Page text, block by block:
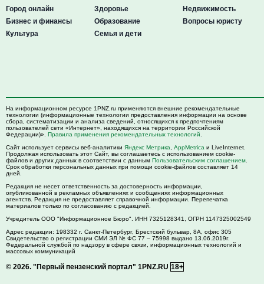
Город онлайн
Бизнес и финансы
Культура
Здоровье
Образование
Семья и дети
Недвижимость
Вопросы юристу
На информационном ресурсе 1PNZ.ru применяются внешние рекомендательные
технологии (информационные технологии предоставления информации на основе
сбора, систематизации и анализа сведений, относящихся к предпочтениям
пользователей сети «Интернет», находящихся на территории Российской
Федерации)». Правила применения рекомендательных технологий
Сайт использует сервисы веб-аналитики Яндекс Метрика AppMetrica и LiveInternet.
Продолжая использовать этот Сайт, вы соглашаетесь с использованием cookie-
файлов и других данных в соответствии с данным Пользовательским соглашением
Срок обработки персональных данных при помощи cookie-файлов составляет 14
дней.
Редакция не несет ответственность за достоверность информации,
опубликованной в рекламных объявлениях и сообщениях информационных
агентств. Редакция не предоставляет справочной информации. Перепечатка
материалов только по согласованию с редакцией.
Учредитель ООО "Информационное Бюро". ИНН 7325128341, ОГРН 1147325002549
Адрес редакции: 198332 г. Санкт-Петербург, Брестский бульвар, 8А, офис 305
Свидетельство о регистрации СМИ ЭЛ № ФС 77 – 75998 выдано 13.06.2019г.
Федеральной службой по надзору в сфере связи, информационных технологий и
массовых коммуникаций
© 2026. "Первый пензенский портал" 1PNZ.RU 18+